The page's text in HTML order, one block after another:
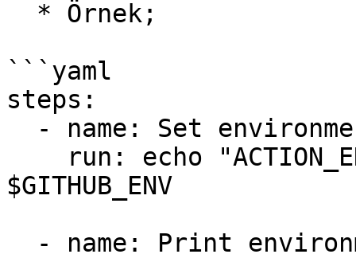
```yaml
steps:
$GITHUB_ENV